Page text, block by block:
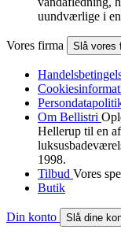
uundværlige i
Vores firma Slå vores
Om Bellistri
Hellerup til en
1998.
Tilbud Vores
Butik
Din konto Slå dine